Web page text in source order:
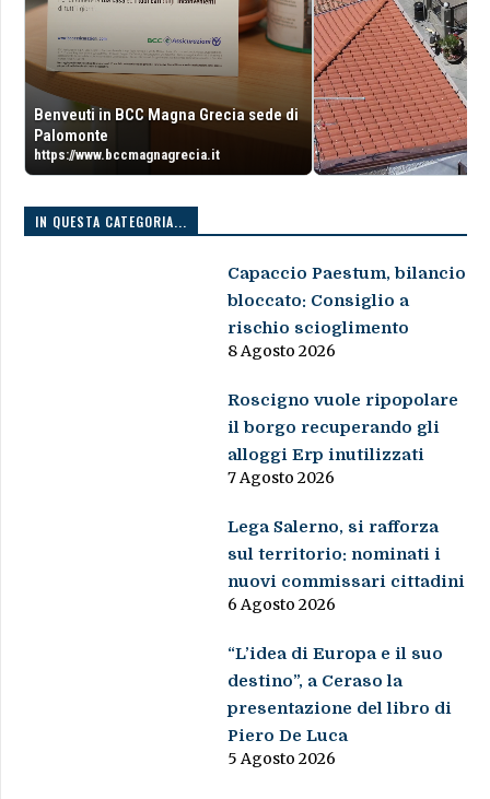
Benveuti in BCC Magna Grecia sede di
Palomonte
https://www.bccmagnagrecia.it
IN QUESTA CATEGORIA...
Capaccio Paestum, bilancio
bloccato: Consiglio a
rischio scioglimento
8 Agosto 2026
Roscigno vuole ripopolare
il borgo recuperando gli
alloggi Erp inutilizzati
7 Agosto 2026
Lega Salerno, si rafforza
sul territorio: nominati i
nuovi commissari cittadini
6 Agosto 2026
“L’idea di Europa e il suo
destino”, a Ceraso la
presentazione del libro di
Piero De Luca
5 Agosto 2026